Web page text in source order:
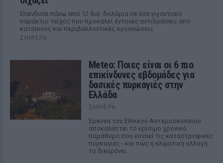
Επένδυσε πάνω από 12 δισ. δολάρια σε ένα γιγαντιαίο
παράκτιο τείχος που προκαλεί έντονες αντιδράσεις από
κατοίκους και περιβαλλοντικές οργανώσεις
ΣΉΜΕΡΑ
Meteo: Ποιες είναι οι 6 πιο
επικίνδυνες εβδομάδες για
δασικές πυρκαγιές στην
Ελλάδα
ΣΉΜΕΡΑ
Έρευνα του Εθνικού Αστεροσκοπείου
αποκαλύπτει το κρίσιμο χρονικό
παράθυρο που ευνοεί τις καταστροφικές
πυρκαγιές - και πώς η κλιματική αλλαγή
το διευρύνει.